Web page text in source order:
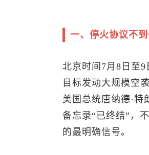
一、停火协议不
北京时间7月8日至9
目标发动大规模空
美国总统唐纳德·
备忘录“已终结”，
的最明确信号。